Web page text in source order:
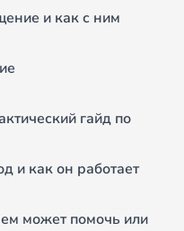
и как с ним
гайд по
и как он работает
может помочь или